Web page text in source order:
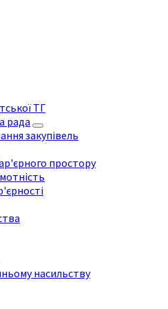
ТГ
рада
закупівель
простору
насильству